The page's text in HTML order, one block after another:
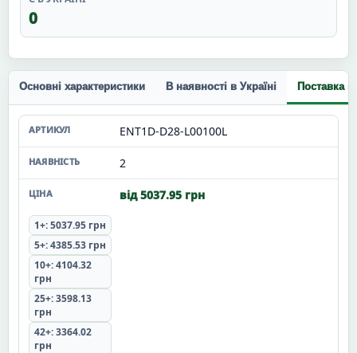
0
Основні характеристики В наявності в Україні Поставка
ENT1D-D28-L00100L
2
від 5037.95 грн
1+: 5037.95 грн
5+: 4385.53 грн
10+: 4104.32
грн
25+: 3598.13
грн
42+: 3364.02
грн